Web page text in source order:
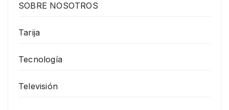
SOBRE NOSOTROS
Tarija
Tecnología
Televisión